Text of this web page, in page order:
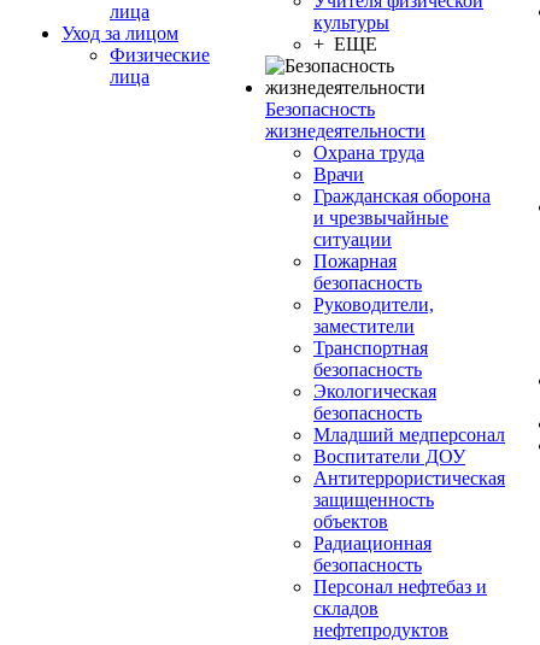
лица
Уход за лицом
Физические
лица
культуры
+ ЕЩЕ
Безопасность
жизнедеятельности
Охрана труда
Врачи
Гражданская оборона
и чрезвычайные
ситуации
Пожарная
безопасность
Руководители,
заместители
Транспортная
безопасность
Экологическая
безопасность
Младший медперсонал
Воспитатели ДОУ
Антитеррористическая
защищенность
объектов
Радиационная
безопасность
Персонал нефтебаз и
складов
нефтепродуктов